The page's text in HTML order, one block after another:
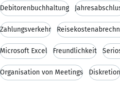
Debitorenbuchhaltung
Zahlungsverkehr
Microsoft Excel Freundlichkeit
Organisation von Meetings Diskretion